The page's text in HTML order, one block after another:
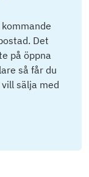
Det
på öppna
så får du
sälja med